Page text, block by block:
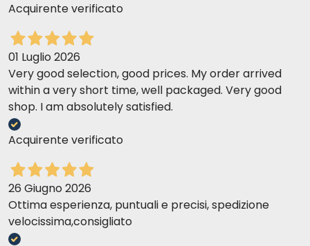
Acquirente verificato
01 Luglio 2026
Very good selection, good prices. My order arrived
within a very short time, well packaged. Very good
shop. I am absolutely satisfied.
Acquirente verificato
26 Giugno 2026
Ottima esperienza, puntuali e precisi, spedizione
velocissima,consigliato